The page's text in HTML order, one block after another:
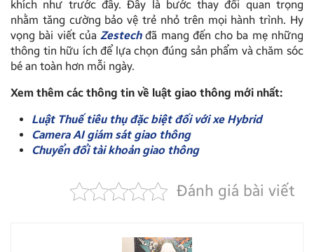
khích như trước đây. Đây là bước thay đổi quan trọng
nhằm tăng cường bảo vệ trẻ nhỏ trên mọi hành trình. Hy
vọng bài viết củaZestechđã mang đến cho ba mẹ những
thông tin hữu ích để lựa chọn đúng sản phẩm và chăm sóc
bé an toàn hơn mỗi ngày.
Xem thêm các thông tin về luật giao thông mới nhất:
Luật Thuế tiêu thụ đặc biệt đối với xe Hybrid
Camera AI giám sát giao thông
Chuyển đổi tài khoản giao thông
Đánh giá bài viết